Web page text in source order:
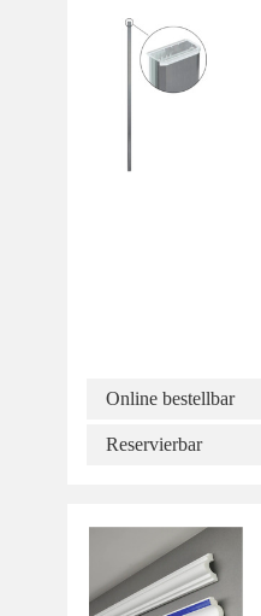
Online bestellbar
Reservierbar